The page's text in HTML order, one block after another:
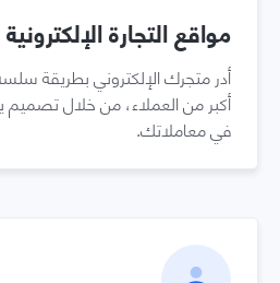
مواقع التجارة الإلكترونية
أدر متجرك الإلكتروني بطريقة
أكبر من العملاء، من خلال تصميم
في معاملاتك.